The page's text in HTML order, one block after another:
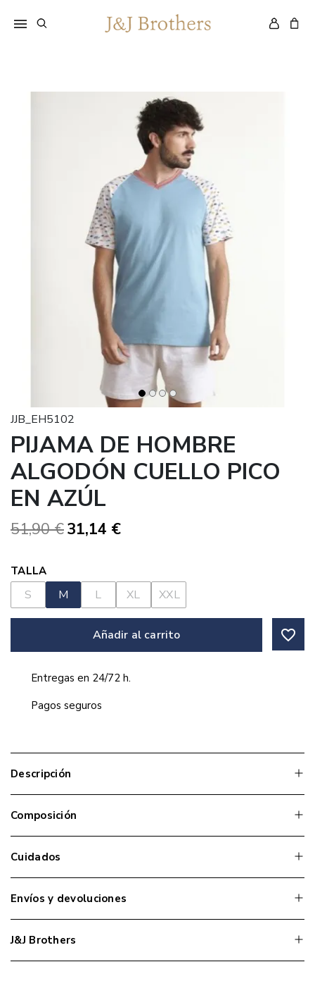
JJB_EH5102
PIJAMA DE HOMBRE
ALGODÓN CUELLO PICO
EN AZÚL
51,90 €31,14 €
TALLA
S M L XL XXL
Añadir al carrito favorite_border
Entregas en 24/72 h.
Pagos seguros
Descripción
Composición
Cuidados
Envíos y devoluciones
J&J Brothers